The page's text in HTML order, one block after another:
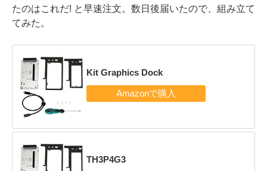
たのはこれだ! と早速注文。数日後届いたので、組み立て
てみた。
Kit Graphics Dock
TH3P4G3